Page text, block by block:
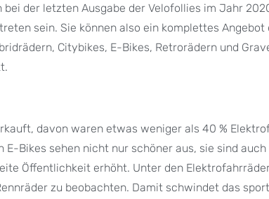
der letzten Ausgabe der Velofollies im Jahr
sein. Sie können also ein komplettes
Citybikes, E-Bikes, Retrorädern und
davon waren etwas weniger als 40 %
Bikes sehen nicht nur schöner aus, sie sind
Öffentlichkeit erhöht. Unter den
zu beobachten. Damit schwindet das